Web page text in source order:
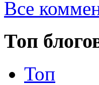
Все
Топ
Топ